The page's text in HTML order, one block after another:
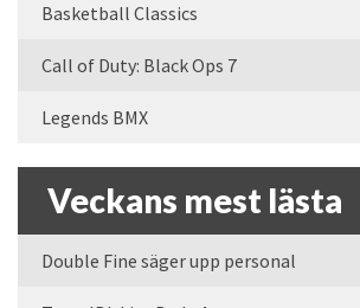
Basketball Classics
Call of Duty: Black Ops 7
Legends BMX
Veckans mest lästa
Double Fine säger upp personal